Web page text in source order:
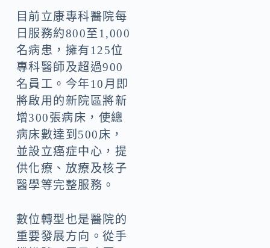
目前立康專科醫院每
日服務約800至1,000
名病患，擁有125位
專科醫師及超過900
名員工。今年10月即
將啟用的新院區將新
增300張病床，使總
病床數達到500床，
並設立癌症中心，提
供化療、放療及核子
醫學等完整服務。
數位轉型也是醫院的
重要發展方向。從手